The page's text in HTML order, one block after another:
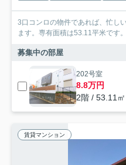
3口コンロの物件であれば、忙し
ます。専有面積は53.11平米です
募集中の部屋
202号室
8.8万円
2階 / 53.11
賃貸マンション